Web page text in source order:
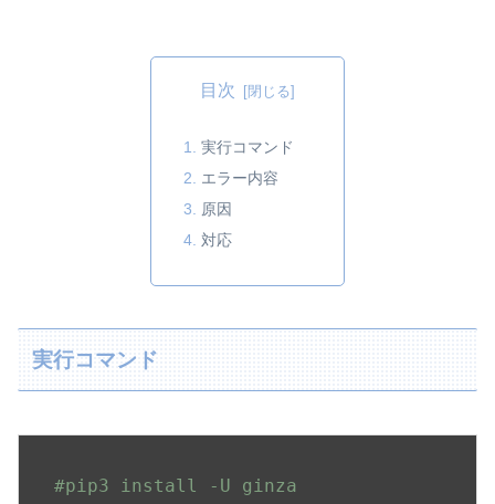
目次
実行コマンド
エラー内容
原因
対応
実行コマンド
#pip3 install -U ginza